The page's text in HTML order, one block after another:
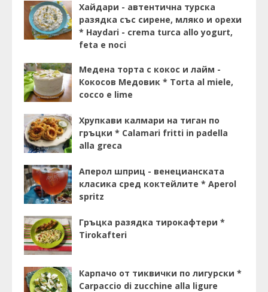
Хайдари - автентична турска
разядка със сирене, мляко и орехи
* Haydari - crema turca allo yogurt,
feta e noci
Медена торта с кокос и лайм -
Кокосов Медовик * Torta al miele,
cocco e lime
Хрупкави калмари на тиган по
гръцки * Calamari fritti in padella
alla greca
Аперол шприц - венецианската
класика сред коктейлите * Aperol
spritz
Гръцка разядка тирокафтери *
Tirokafteri
Карпачо от тиквички по лигурски *
Carpaccio di zucchine alla ligure